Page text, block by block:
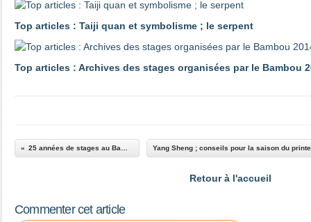
Top articles : Taiji quan et symbolisme ; le serpent
Top articles : Archives des stages organisées par le Bambou
Retour à l'accueil
Commenter cet article